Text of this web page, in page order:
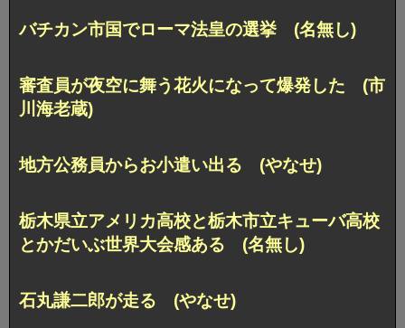
バチカン市国でローマ法皇の選挙 (名無し)
審査員が夜空に舞う花火になって爆発した (市
川海老蔵)
地方公務員からお小遣い出る (やなせ)
栃木県立アメリカ高校と栃木市立キューバ高校
とかだいぶ世界大会感ある (名無し)
石丸謙二郎が走る (やなせ)